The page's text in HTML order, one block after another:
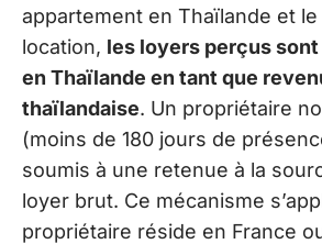
appartement en Thaïlande et
location, les loyers perçus
en Thaïlande en tant que
thaïlandaise. Un propriétaire
(moins de 180 jours de
soumis à une retenue à la
loyer brut. Ce mécanisme
propriétaire réside en France